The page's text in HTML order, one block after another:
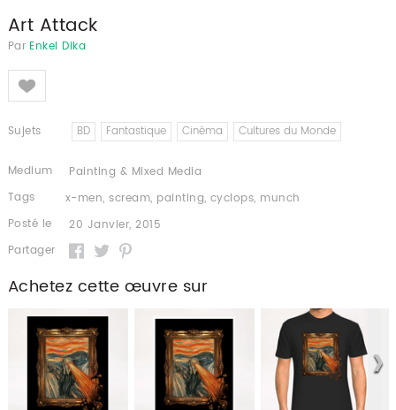
Art Attack
Par Enkel Dika
Like
Sujets BD Fantastique Cinéma Cultures du Monde
Medium
Painting & Mixed Media
Tags
x-men,scream, painting, cyclops, munch
Posté le
20 Janvier, 2015
Partager
Achetez cette œuvre sur